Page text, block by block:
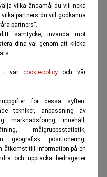
vilka ändamål du vill neka
partners du vill godkänna
partners”.
samtycke, invända mot
dina val genom att klicka
i vår cookie-policyoch vår
för dessa syften:
tekniker, anpassning av
marknadsföring, innehåll,
målgruppsstatistik,
geografisk positionering,
åtkomst till information på en
och upptäcka bedrägerier